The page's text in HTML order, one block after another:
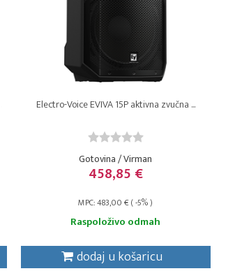
Electro-Voice EVIVA 15P aktivna zvučna ...
Gotovina / Virman
458,85 €
MPC: 483,00 € ( -5% )
Raspoloživo odmah
dodaj u košaricu